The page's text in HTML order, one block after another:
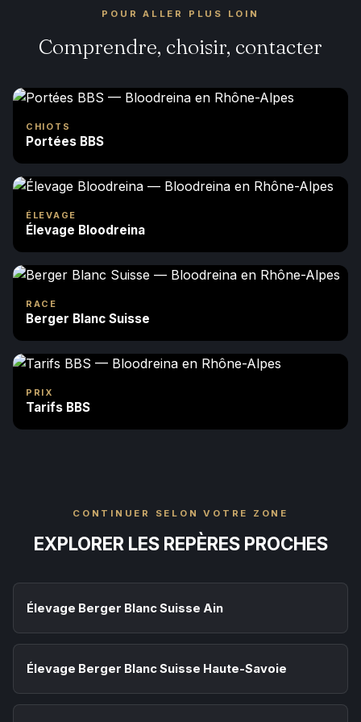
POUR ALLER PLUS LOIN
Comprendre, choisir, contacter
CHIOTS
Portées BBS
ÉLEVAGE
Élevage Bloodreina
RACE
Berger Blanc Suisse
PRIX
Tarifs BBS
CONTINUER SELON VOTRE ZONE
EXPLORER LES REPÈRES PROCHES
Élevage Berger Blanc Suisse Ain
Élevage Berger Blanc Suisse Haute-Savoie